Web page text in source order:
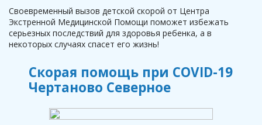
Своевременный вызов детской скорой от Центра
Экстренной Медицинской Помощи поможет избежать
серьезных последствий для здоровья ребенка, а в
некоторых случаях спасет его жизнь!
Скорая помощь при COVID-19
Чертаново Северное